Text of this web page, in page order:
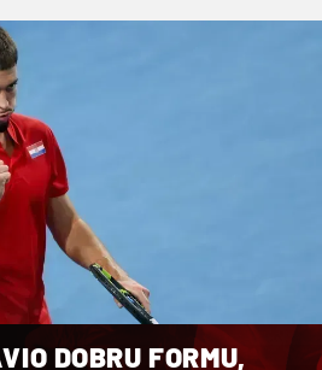
DOBRU FORMU,